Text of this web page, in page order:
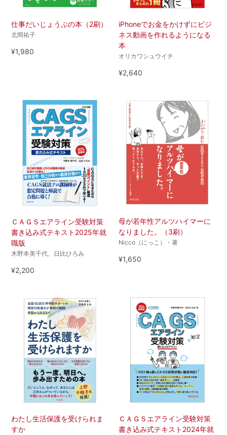
仕事だいじょうぶの本（2刷）
北岡祐子
¥1,980
iPhoneでお金をかけずにビジ
ネス動画を作れるようになる
本
オリカワシュウイチ
¥2,640
ＣＡＧＳエアライン受験対策
書き込み式テキスト2025年就
職版
木野本美千代、日比ひろみ
¥2,200
母が若年性アルツハイマーに
なりました。（3刷）
Nicco（にっこ）・著
¥1,650
わたし生活保護を受けられま
すか
ＣＡＧＳエアライン受験対策
書き込み式テキスト2024年就